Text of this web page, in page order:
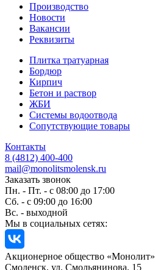
Производство
Новости
Вакансии
Реквизиты
Плитка тратуарная
Бордюр
Кирпич
Бетон и раствор
ЖБИ
Системы водоотвода
Сопутствующие товары
Контакты
8 (4812) 400-400
mail@monolitsmolensk.ru
Заказать звонок
Пн. - Пт. - с 08:00 до 17:00
Сб. - с 09:00 до 16:00
Вс. - выходной
Мы в социальных сетях:
Акционерное общество «Монолит»
Смоленск, ул. Смольянинова, 15